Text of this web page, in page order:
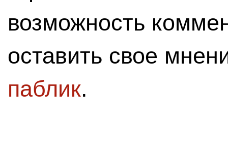
возможность
оставить свое
паблик.